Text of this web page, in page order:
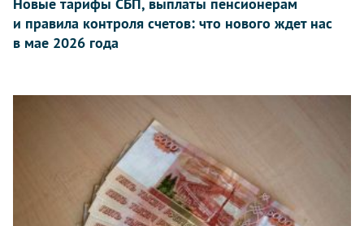
и правила контроля счетов: что нового ждет нас
в мае 2026 года